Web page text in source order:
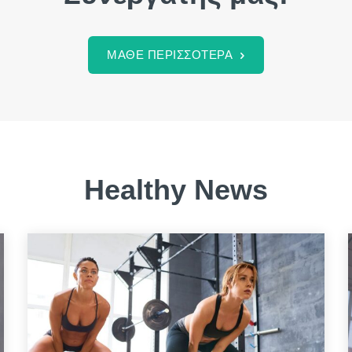
& Φυσικοθεραπευτή
& Φυσικοθεραπευτή
ΜΑΘΕ ΠΕΡΙΣΣΟΤΕΡΑ
Healthy News